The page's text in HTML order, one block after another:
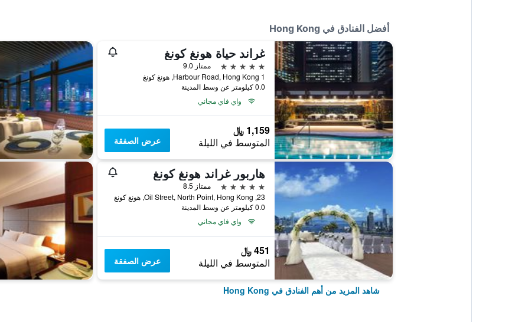
أفضل الفنادق في Hong Kong
غراند حياة هونغ كونغ
5 نجوم
ممتاز 9.0
1 Harbour Road, Hong Kong, هونغ كونغ
0.0 كيلومتر عن وسط المدينة
واي فاي مجاني
1,159 ﷼
المتوسط في الليلة عرض الصفقة
هاربور غراند هونغ كونغ
5 نجوم
ممتاز 8.5
23, Oil Street, North Point, Hong Kong, هونغ كونغ
0.0 كيلومتر عن وسط المدينة
واي فاي مجاني
451 ﷼
المتوسط في الليلة عرض الصفقة
شاهد المزيد من أهم الفنادق في Hong Kong